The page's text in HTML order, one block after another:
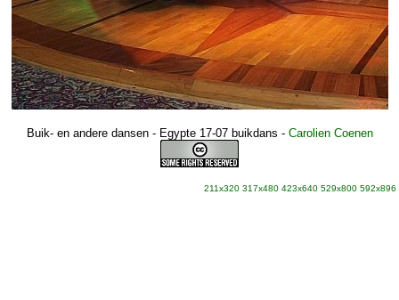
Buik- en andere dansen - Egypte 17-07 buikdans - Carolien Coenen
211x320 317x480 423x640 529x800 592x896